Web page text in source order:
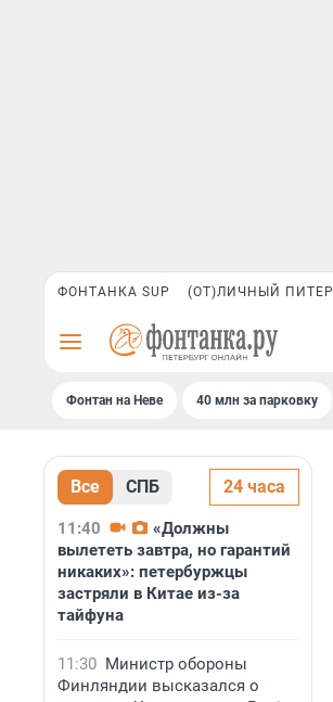
ФОНТАНКА SUP (ОТ)ЛИЧНЫЙ ПИТЕР
Фонтан на Неве 40 млн за парковку
Все СПБ 24 часа
11:40
«Должны
вылететь завтра, но гарантий
никаких»: петербуржцы
застряли в Китае из-за
тайфуна
11:30 Министр обороны
Финляндии высказался о